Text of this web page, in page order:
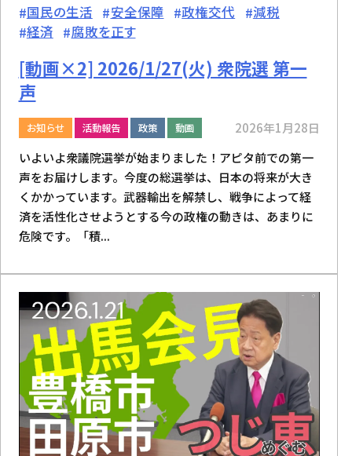
国民の生活 安全保障 政権交代
減税
経済
腐敗を正す
[動画×2] 2026/1/27(火) 衆院選 第一
声
お知らせ 活動報告 政策 動画
2026年1月28日
いよいよ衆議院選挙が始まりました！アピタ前での第一
声をお届けします。今度の総選挙は、日本の将来が大き
くかかっています。武器輸出を解禁し、戦争によって経
済を活性化させようとする今の政権の動きは、あまりに
危険です。「積...